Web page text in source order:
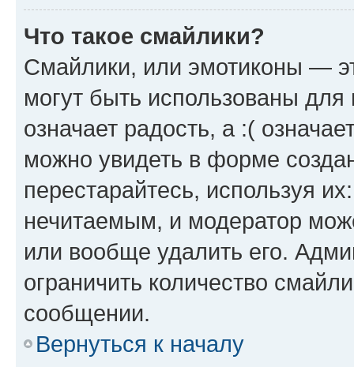
Что такое смайлики?
Смайлики, или эмотиконы —
могут быть использованы
означает радость, а :(
можно увидеть в форме
перестарайтесь, используя
нечитаемым, и модератор
или вообще удалить его.
ограничить количество
сообщении.
Вернуться к началу